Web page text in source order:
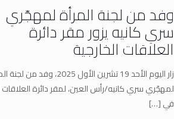
وفد من لجنة المرأة لمهجّري
سري كانيه يزور مقر دائرة
العلاقات الخارجية
زار اليوم الأحد 19 تشرين الأول 2025، وفد من
لمهجّري سري كانيه/رأس العين، لمقر دائرة العلاقات
في[…]